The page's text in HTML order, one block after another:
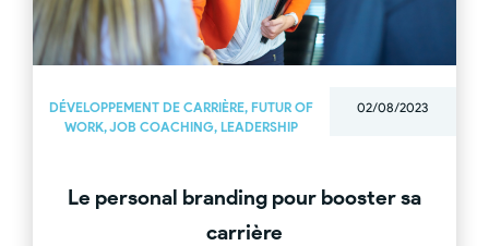
DÉVELOPPEMENT DE CARRIÈRE, FUTUR OF
WORK,JOB COACHING, LEADERSHIP
02/08/2023
Le personal branding pour booster sa
carrière